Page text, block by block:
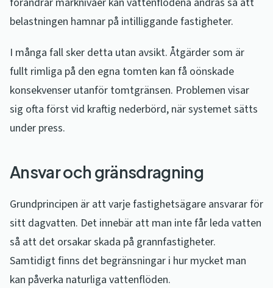
belastningen hamnar på intilliggande fastigheter.
I många fall sker detta utan avsikt. Åtgärder som är
fullt rimliga på den egna tomten kan få oönskade
konsekvenser utanför tomtgränsen. Problemen visar
sig ofta först vid kraftig nederbörd, när systemet sätts
under press.
Ansvar och gränsdragning
Grundprincipen är att varje fastighetsägare ansvarar för
sitt dagvatten. Det innebär att man inte får leda vatten
så att det orsakar skada på grannfastigheter.
Samtidigt finns det begränsningar i hur mycket man
kan påverka naturliga vattenflöden.